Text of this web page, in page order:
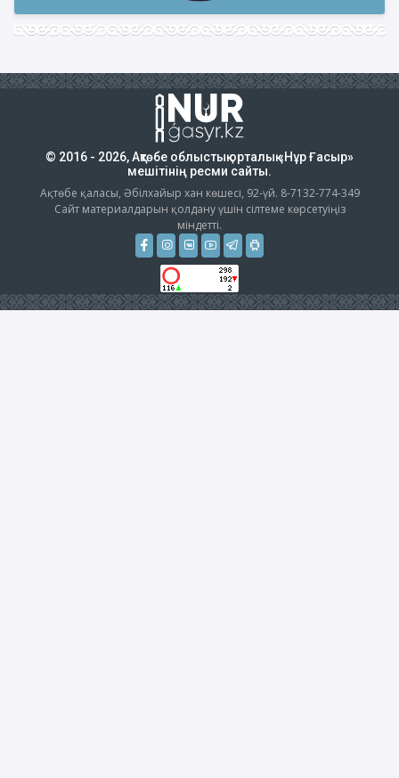
© 2016 - 2026, Ақтөбе облыстық орталық «Нұр Ғасыр»
мешітінің ресми сайты.
Ақтөбе қаласы, Әбілхайыр хан көшесі, 92-үй. 8-7132-774-349
Сайт материалдарын қолдану үшін сілтеме көрсетуіңіз
міндетті.